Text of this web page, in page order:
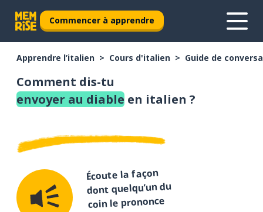
Commencer à apprendre
Apprendre l’italien Cours d'italien Guide de
Comment dis-tu
envoyer au diable en italien ?
Écoute la façon
dont quelqu’un du
coin le prononce